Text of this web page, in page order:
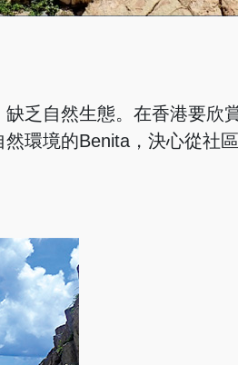
乏自然生態。在香港要欣
環境的Benita，決心從社